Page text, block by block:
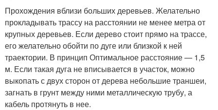
Прохождения вблизи больших деревьев. Желательно
прокладывать трассу на расстоянии не менее метра от
крупных деревьев. Если дерево стоит прямо на трассе,
его желательно обойти по дуге или близкой к ней
траектории. В принцип Оптимальное расстояние — 1,5
м. Если такая дуга не вписывается в участок, можно
выкопать с двух сторон от дерева небольшие траншеи,
загнать в грунт между ними металлическую трубу, а
кабель протянуть в нее.